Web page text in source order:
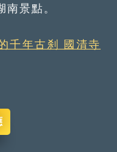
景點。
千年古刹 國清寺